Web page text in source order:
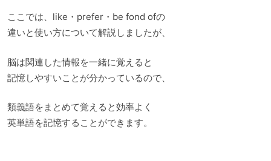
ここでは、like・prefer・be fond ofの
違いと使い方について解説しましたが、
脳は関連した情報を一緒に覚えると
記憶しやすいことが分かっているので、
類義語をまとめて覚えると効率よく
英単語を記憶することができます。